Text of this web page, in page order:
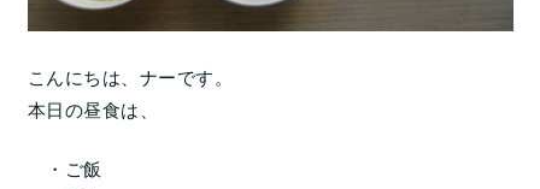
こんにちは、ナーです。
本日の昼食は、
・ご飯